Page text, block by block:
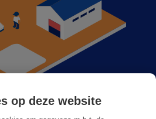
bij u in de buurt
op deze website